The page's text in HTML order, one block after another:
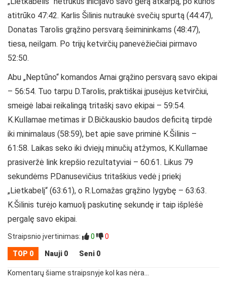
atitrūko 47:42. Karlis Šilinis nutraukė svečių spurtą (44:47),
Donatas Tarolis grąžino persvarą šeimininkams (48:47),
tiesa, neilgam. Po trijų ketvirčių panevėžiečiai pirmavo
52:50.
Abu „Neptūno“ komandos Arnai grąžino persvarą savo ekipai
– 56:54. Tuo tarpu D.Tarolis, praktiškai įpusėjus ketvirčiui,
smeigė labai reikalingą tritaškį savo ekipai – 59:54.
K.Kullamae metimas ir D.Bičkauskio baudos deficitą tirpdė
iki minimalaus (58:59), bet apie save priminė K.Šilinis –
61:58. Laikas seko iki dviejų minučių atžymos, K.Kullamae
prasiveržė link krepšio rezultatyviai – 60:61. Likus 79
sekundėms P.Danusevičius tritaškius vedė į priekį
„Lietkabelį“ (63:61), o R.Lomažas grąžino lygybę – 63:63.
K.Šilinis turėjo kamuolį paskutinę sekundę ir taip išplėšė
pergalę savo ekipai.
Straipsnio įvertinimas: 0 0
TOP 0 Nauji 0 Seni 0
Komentarų šiame straipsnyje kol kas nėra...